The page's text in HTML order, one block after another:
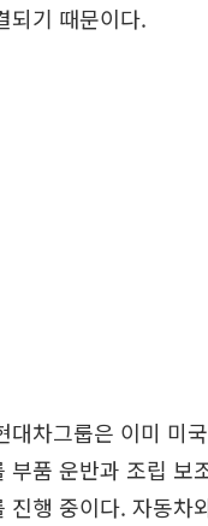
되기 때문이다.
대차그룹은 이미 미
부품 운반과 조립 보
진행 중이다. 자동차